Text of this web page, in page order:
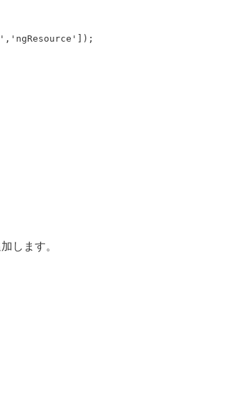
します。